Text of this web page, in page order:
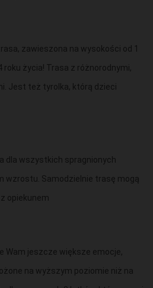
zawieszona na wysokości od 1
roku życia! Trasa z różnorodnymi,
Jest też tyrolka, którą dzieci
dla wszystkich spragnionych
wzrostu. Samodzielnie trasę mogą
opiekunem
Wam jeszcze większe emocje,
na wyższym poziomie niż na